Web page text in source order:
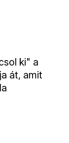
ki" a
át, amit